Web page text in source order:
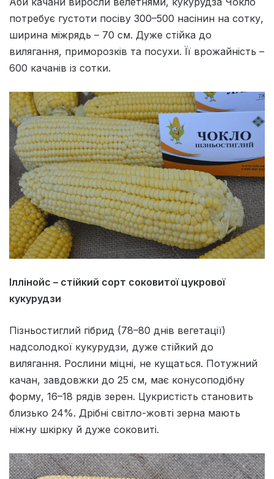
потребує густоти посіву 300–500 насінин на сотку,
ширина міжрядь – 70 см. Дуже стійка до
вилягання, приморозків та посухи. Її врожайність –
600 качанів із сотки.
Іллінойс – стійкий сорт соковитої цукрової
кукурудзи
Пізньостиглий гібрид (78–80 днів вегетації)
надсолодкої кукурудзи, дуже стійкий до
вилягання. Рослини міцні, не кущаться. Потужний
качан, завдовжки до 25 см, має конусоподібну
форму, 16–18 рядів зерен. Цукристість становить
близько 24%. Дрібні світло-жовті зерна мають
ніжну шкірку й дуже соковиті.